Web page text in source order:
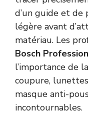
d’un guide et de
légère avant
matériau. Les
Bosch
l’importance de
coupure,
masque anti-
incontournables.